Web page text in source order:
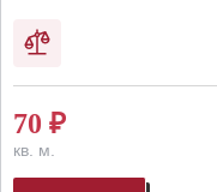
70 ₽
кв. м.